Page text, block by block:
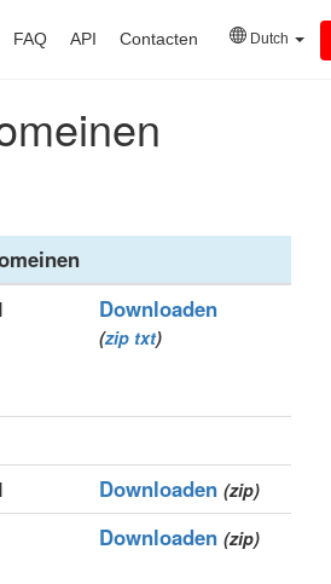
FAQ API Contacten Dutch
Downloaden
(zip txt)
Downloaden (zip)
Downloaden (zip)